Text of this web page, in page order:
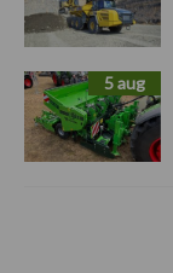
5 aug